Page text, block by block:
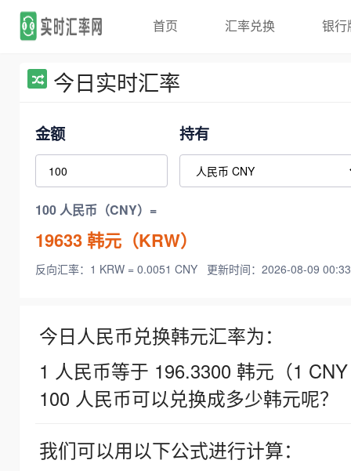
首页 汇率兑换 银行
今日实时汇率
金额 持有
100 人民币（CNY）=
19633韩元（KRW）
反向汇率：1 KRW = 0.0051 CNY 更新时间：2026-08-09
今日人民币兑换韩元汇率为：
1 人民币等于 196.3300 韩元（1
100 人民币可以兑换成多少韩元呢？
我们可以用以下公式进行计算：